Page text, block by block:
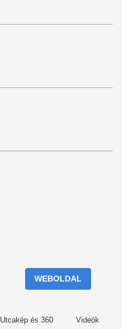
WEBOLDAL
Utcakép és 360 Videók